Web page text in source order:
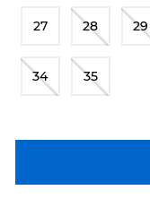
27 28 29
34 35